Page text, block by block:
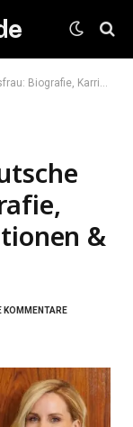
& Lebensgeschichte
&
KOMMENTARE